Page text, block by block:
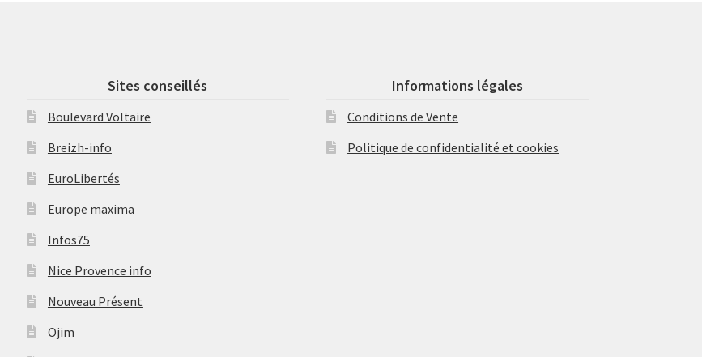
Sites conseillés
Boulevard Voltaire
Breizh-info
EuroLibertés
Europe maxima
Infos75
Nice Provence info
Nouveau Présent
Ojim
Informations légales
Conditions de Vente
Politique de confidentialité et cookies